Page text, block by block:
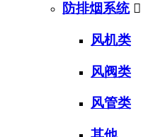
防排烟系统 
风机类
风阀类
风管类